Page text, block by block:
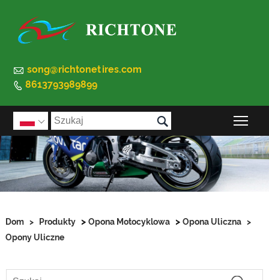
 song@richtonetires.com
 8613793989899
 
Dom > Produkty > Opona Motocyklowa > Opona Uliczna >
Opony Uliczne